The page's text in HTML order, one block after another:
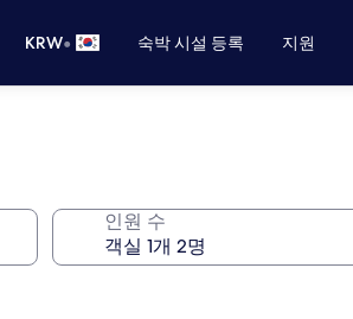
KRW• 숙박 시설 등록 지원
인원 수